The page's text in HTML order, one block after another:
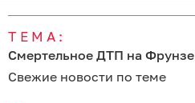
ТЕМА:
Смертельное ДТП на Фрунзе
Свежие новости по теме